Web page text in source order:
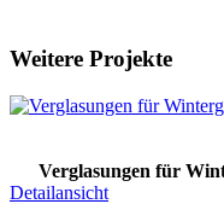
Weitere Projekte
Verglasungen für
Detailansicht